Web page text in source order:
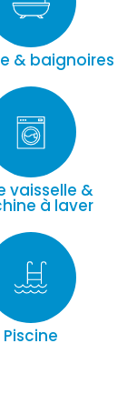
& baignoires
vaisselle &
à laver
Piscine